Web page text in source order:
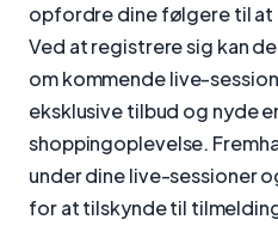
opfordre dine følgere til at
Ved at registrere sig kan
om kommende live-
eksklusive tilbud og nyde
shoppingoplevelse.
under dine live-sessioner
for at tilskynde til